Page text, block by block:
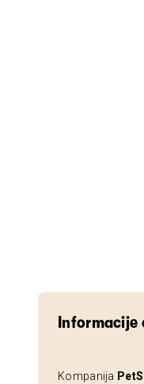
Informacije
Kompanija